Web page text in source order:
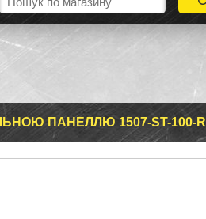
ПАНЕЛЛЮ 1507-ST-100-R